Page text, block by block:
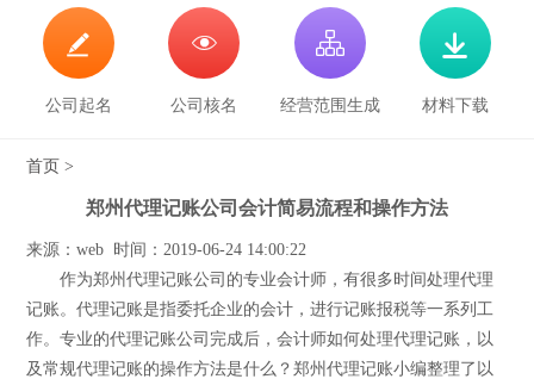

公司起名

公司核名

经营范围生成

材料下载
首页 >
郑州代理记账公司会计简易流程和操作方法
来源：web 时间：2019-06-24 14:00:22
作为郑州代理记账公司的专业会计师，有很多时间处理代理
记账。代理记账是指委托企业的会计，进行记账报税等一系列工
作。专业的代理记账公司完成后，会计师如何处理代理记账，以
及常规代理记账的操作方法是什么？郑州代理记账小编整理了以